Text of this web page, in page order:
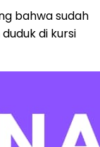
bahwa sudah
di kursi